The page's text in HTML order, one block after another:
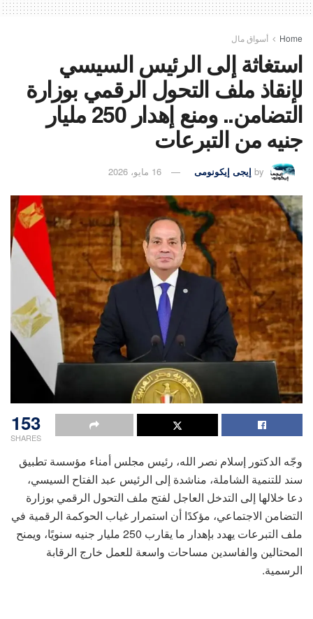
Home أسواق مال
استغاثة إلى الرئيس السيسي
لإنقاذ ملف التحول الرقمي بوزارة
التضامن.. ومنع إهدار 250 مليار
جنيه من التبرعات
by إيجى إيكونومى 16 مايو، 2026
153
SHARES
وجّه الدكتور إسلام نصر الله، رئيس مجلس أمناء مؤسسة تطبيق
سند للتنمية الشاملة، مناشدة إلى الرئيس عبد الفتاح السيسي،
دعا خلالها إلى التدخل العاجل لفتح ملف التحول الرقمي بوزارة
التضامن الاجتماعي، مؤكدًا أن استمرار غياب الحوكمة الرقمية في
ملف التبرعات يهدد بإهدار ما يقارب 250 مليار جنيه سنويًا، ويمنح
المحتالين والفاسدين مساحات واسعة للعمل خارج الرقابة
الرسمية.